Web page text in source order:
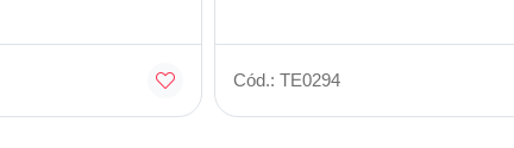
Cód.: TE0294